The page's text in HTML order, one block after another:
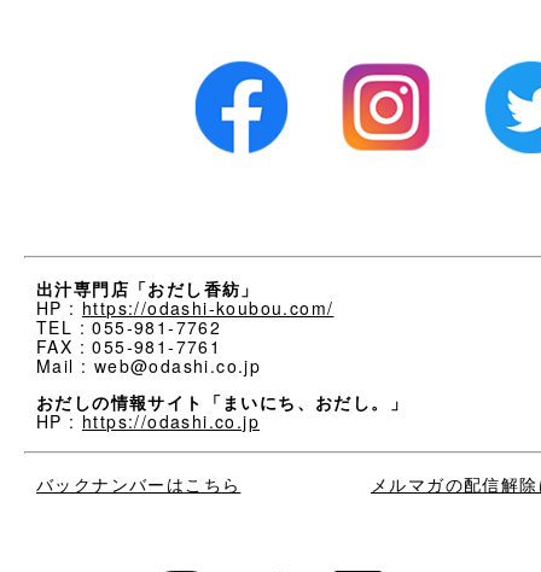
出汁専門店「おだし香紡」
HP : https://odashi-koubou.com/
TEL : 055-981-7762
FAX : 055-981-7761
Mail : web@odashi.co.jp
おだしの情報サイト「まいにち、おだし。」
HP : https://odashi.co.jp
バックナンバーはこちら メルマガの配信解